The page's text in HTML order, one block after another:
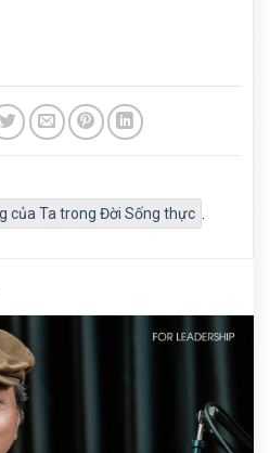
của Ta trong Đời Sống thực